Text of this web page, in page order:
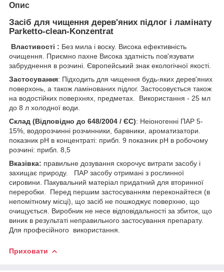
Опис
Засіб для чищення дерев'яних підлог і ламінату
Parketto-clean-Konzentrat
Властивості : Без мила і воску. Висока ефективність
очищення. Приємно пахне Висока здатність пов'язувати
забруднення в розчині. Європейський знак екологічної якості.
Застосування: Підходить для чищення будь-яких дерев'яних
поверхонь, а також ламінованих підлог. Застосовується також
на водостійких поверхнях, предметах. Використання - 25 мл
до 8 л холодної води.
Склад (Відповідно до 648/2004 / ЄС): Неіоногенні ПАР 5-
15%, водорозчинні розчинники, барвники, ароматизатори.
показник pH в концентраті: прибл. 9 показник pH в робочому
розчині: прибл. 8,5
Вказівка: правильне дозування скорочує витрати засобу і
захищає природу. ПАР засобу отримані з рослинної
сировини. Пакувальний матеріал придатний для вторинної
переробки. Перед першим застосуванням переконайтеся (в
непомітному місці), що засіб не пошкоджує поверхню, що
очищується. Виробник не несе відповідальності за збиток, що
виник в результаті неправильного застосування препарату.
Для професійного використання.
Приховати